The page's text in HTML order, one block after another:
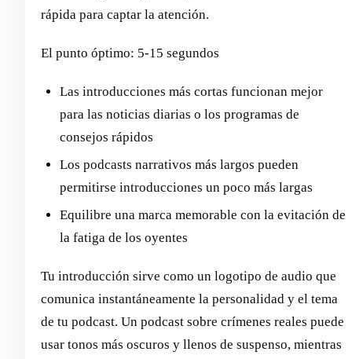
rápida para captar la atención.
El punto óptimo: 5-15 segundos
Las introducciones más cortas funcionan mejor
para las noticias diarias o los programas de
consejos rápidos
Los podcasts narrativos más largos pueden
permitirse introducciones un poco más largas
Equilibre una marca memorable con la evitación de
la fatiga de los oyentes
Tu introducción sirve como un logotipo de audio que
comunica instantáneamente la personalidad y el tema
de tu podcast. Un podcast sobre crímenes reales puede
usar tonos más oscuros y llenos de suspenso, mientras